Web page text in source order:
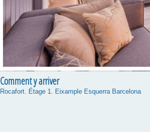
Comment y arriver
Rocafort. Étage 1. Eixample Esquerra Barcelona